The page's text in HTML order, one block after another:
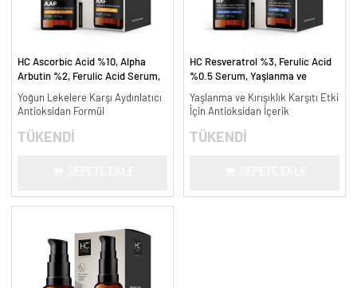
HC Ascorbic Acid %10, Alpha
Arbutin %2, Ferulic Acid Serum,
ml.
Yoğun Lekelere Karşı Aydınlatıcı
Antioksidan Formül
TÜKENDİ
HC Resveratrol %3, Ferulic Acid
%0.5 Serum, Yaşlanma ve
Yaşlanma ve Kırışıklık Karşıtı Etki
İçin Antioksidan İçerik
TÜKENDİ